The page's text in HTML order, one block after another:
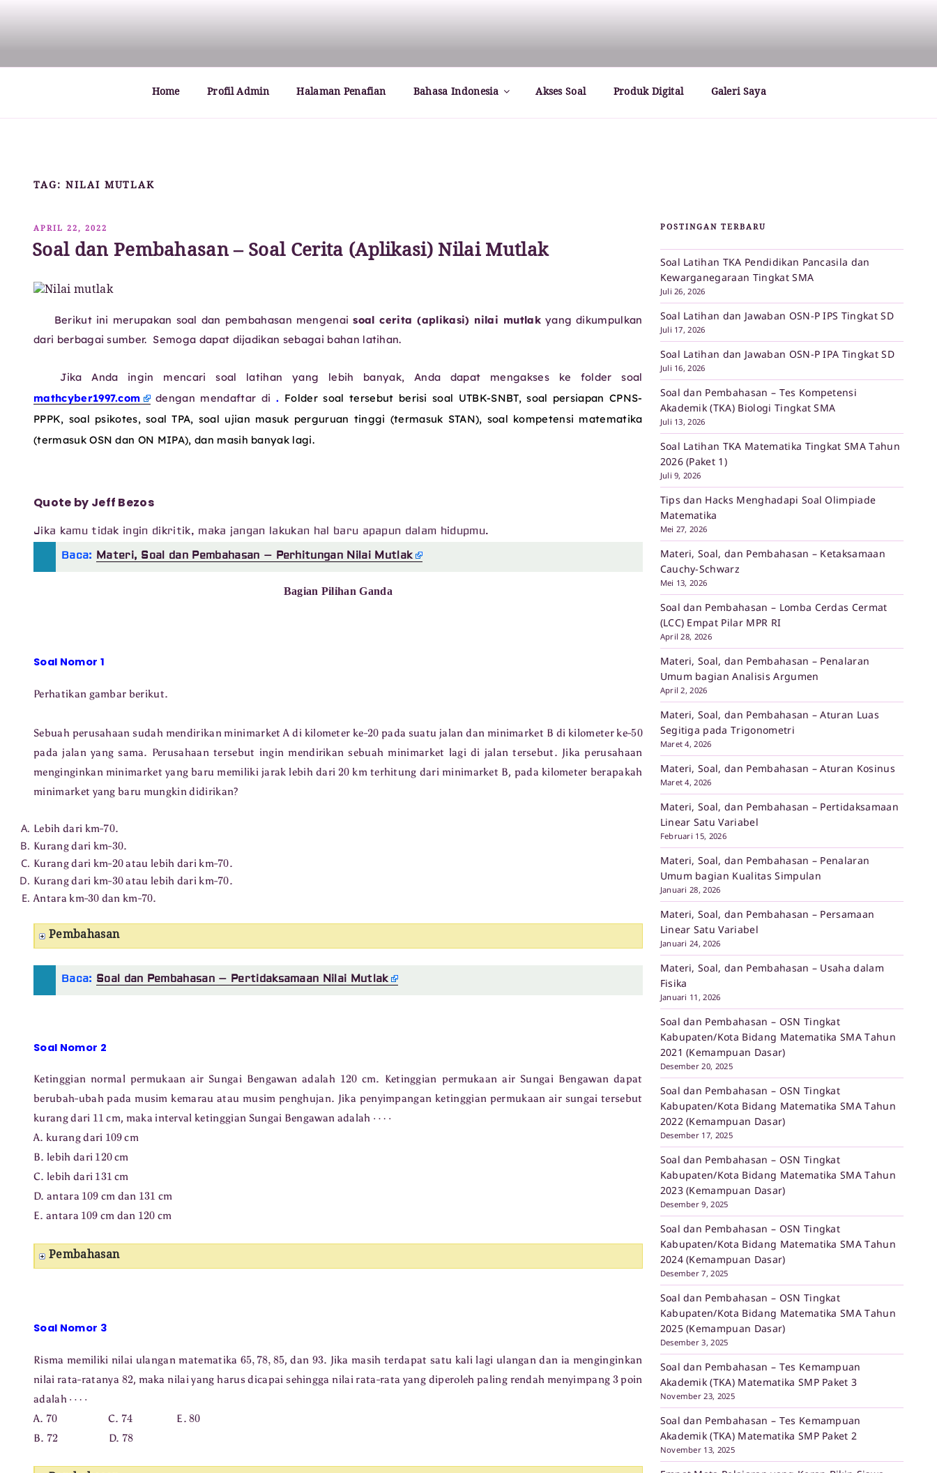
Home Profil Admin Halaman Penafian Bahasa Indonesia Akses Soal Produk Digital Galeri Saya
TAG: NILAI MUTLAK
DIPOSKAN
PADA
APRIL 22, 2022
Soal dan Pembahasan – Soal Cerita (Aplikasi) Nilai Mutlak
Berikut ini merupakan soal dan pembahasan mengenaisoal cerita (aplikasi) nilai mutlakyang dikumpulkan
dari berbagai sumber. Semoga dapat dijadikan sebagai bahan latihan.
Jika Anda ingin mencari soal latihan yang lebih banyak, Anda dapat mengakses ke folder soal
mathcyber1997.com
dengan mendaftar di . Folder soal tersebut berisi soal UTBK-SNBT, soal persiapan CPNS-
PPPK, soal psikotes, soal TPA, soal ujian masuk perguruan tinggi (termasuk STAN), soal kompetensi matematika
(termasuk OSN dan ON MIPA), dan masih banyak lagi.
Quote by Jeff Bezos
Jika kamu tidak ingin dikritik, maka jangan lakukan hal baru apapun dalam hidupmu.
Baca: Materi, Soal dan Pembahasan – Perhitungan Nilai Mutlak
Bagian Pilihan Ganda
Soal Nomor 1
Perhatikan gambar berikut.
Sebuah perusahaan sudah mendirikan minimarket A di kilometer ke-20 pada suatu jalan dan minimarket B di kilometer ke-50
pada jalan yang sama. Perusahaan tersebut ingin mendirikan sebuah minimarket lagi di jalan tersebut. Jika perusahaan
menginginkan minimarket yang baru memiliki jarak lebih dari20 km terhitung dari minimarket B, pada kilometer berapakah
minimarket yang baru mungkin didirikan?
Lebih dari km-70.
Kurang dari km-30.
Kurang dari km-20atau lebih dari km-70 .
Kurang dari km-30atau lebih dari km-70 .
Antara km-30 dan km-70.
Pembahasan
Baca: Soal dan Pembahasan – Pertidaksamaan Nilai Mutlak
Soal Nomor 2
Ketinggian normal permukaan air Sungai Bengawan adalah 120 cm. Ketinggian permukaan air Sungai Bengawan dapat
berubah-ubah pada musim kemarau atau musim penghujan. Jika penyimpangan ketinggian permukaan air sungai tersebut
kurang dari 11 cm, maka interval ketinggian Sungai Bengawan adalah
A. kurang dari 109 cm
B. lebih dari 120cm
C. lebih dari 131 cm
D. antara 109 cm dan 131 cm
E. antara 109 cm dan 120 cm
Pembahasan
Soal Nomor 3
Risma memiliki nilai ulangan matematika 65 78 85, dan 93. Jika masih terdapat satu kali lagi ulangan dan ia menginginkan
nilai rata-ratanya 82, maka nilai yang harus dicapai sehingga nilai rata-rata yang diperoleh paling rendah menyimpang 3poin
adalah
A. 70 C. 74 E.80
B. 72 D. 78
POSTINGAN TERBARU
Soal Latihan TKA Pendidikan Pancasila dan
Kewarganegaraan Tingkat SMA
Juli 26, 2026
Soal Latihan dan Jawaban OSN-P IPS Tingkat SD
Juli 17, 2026
Soal Latihan dan Jawaban OSN-P IPA Tingkat SD
Juli 16, 2026
Soal dan Pembahasan – Tes Kompetensi
Akademik (TKA) Biologi Tingkat SMA
Juli 13, 2026
Soal Latihan TKA Matematika Tingkat SMA Tahun
2026 (Paket 1)
Juli 9, 2026
Tips dan Hacks Menghadapi Soal Olimpiade
Matematika
Mei 27, 2026
Materi, Soal, dan Pembahasan – Ketaksamaan
Cauchy-Schwarz
Mei 13, 2026
Soal dan Pembahasan – Lomba Cerdas Cermat
(LCC) Empat Pilar MPR RI
April 28, 2026
Materi, Soal, dan Pembahasan – Penalaran
Umum bagian Analisis Argumen
April 2, 2026
Materi, Soal, dan Pembahasan – Aturan Luas
Segitiga pada Trigonometri
Maret 4, 2026
Materi, Soal, dan Pembahasan – Aturan Kosinus
Maret 4, 2026
Materi, Soal, dan Pembahasan – Pertidaksamaan
Linear Satu Variabel
Februari 15, 2026
Materi, Soal, dan Pembahasan – Penalaran
Umum bagian Kualitas Simpulan
Januari 28, 2026
Materi, Soal, dan Pembahasan – Persamaan
Linear Satu Variabel
Januari 24, 2026
Materi, Soal, dan Pembahasan – Usaha dalam
Fisika
Januari 11, 2026
Soal dan Pembahasan – OSN Tingkat
Kabupaten/Kota Bidang Matematika SMA Tahun
2021 (Kemampuan Dasar)
Desember 20, 2025
Soal dan Pembahasan – OSN Tingkat
Kabupaten/Kota Bidang Matematika SMA Tahun
2022 (Kemampuan Dasar)
Desember 17, 2025
Soal dan Pembahasan – OSN Tingkat
Kabupaten/Kota Bidang Matematika SMA Tahun
2023 (Kemampuan Dasar)
Desember 9, 2025
Soal dan Pembahasan – OSN Tingkat
Kabupaten/Kota Bidang Matematika SMA Tahun
2024 (Kemampuan Dasar)
Desember 7, 2025
Soal dan Pembahasan – OSN Tingkat
Kabupaten/Kota Bidang Matematika SMA Tahun
2025 (Kemampuan Dasar)
Desember 3, 2025
Soal dan Pembahasan – Tes Kemampuan
Akademik (TKA) Matematika SMP Paket 3
November 23, 2025
Soal dan Pembahasan – Tes Kemampuan
Akademik (TKA) Matematika SMP Paket 2
November 13, 2025